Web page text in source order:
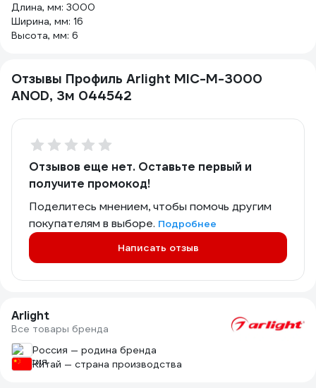
Длина, мм: 3000
Ширина, мм: 16
Высота, мм: 6
Отзывы Профиль Arlight MIC-M-3000
ANOD, 3м 044542
Отзывов еще нет. Оставьте первый и
получите промокод!
Поделитесь мнением, чтобы помочь другим
покупателям в выборе. Подробнее
Написать отзыв
Arlight
Все товары бренда
Россия — родина бренда
Китай — страна производства